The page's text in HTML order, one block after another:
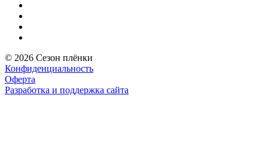
© 2026 Сезон плёнки
Конфиденциальность
Оферта
Разработка и поддержка сайта